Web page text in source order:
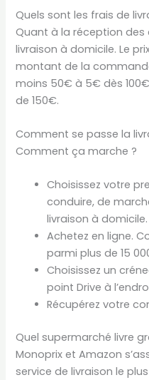
Quels sont les frais de
Quant à la réception
livraison à domicile. Le
montant de la
moins 50€ à 5€ dès
de 150€.
Comment se passe la
Comment ça marche ?
Choisissez votre
conduire, de
livraison à domicile.
Achetez en ligne.
parmi plus de 15
Choisissez un
point Drive à
Récupérez votre
Quel supermarché livre
Monoprix et Amazon
service de livraison le